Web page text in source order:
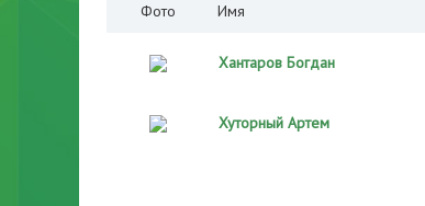
Фото Имя
Хантаров Богдан
Хуторный Артем